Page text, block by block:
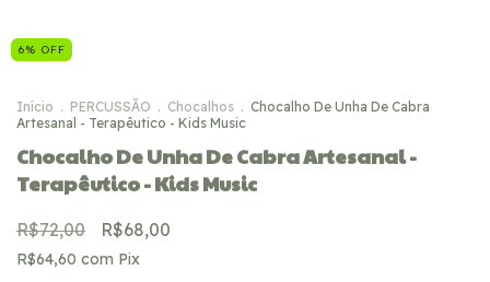
6% OFF
Início . PERCUSSÃO . Chocalhos . Chocalho De Unha De Cabra
Artesanal - Terapêutico - Kids Music
Chocalho De Unha De Cabra Artesanal -
Terapêutico - Kids Music
R$72,00 R$68,00
R$64,60 com Pix